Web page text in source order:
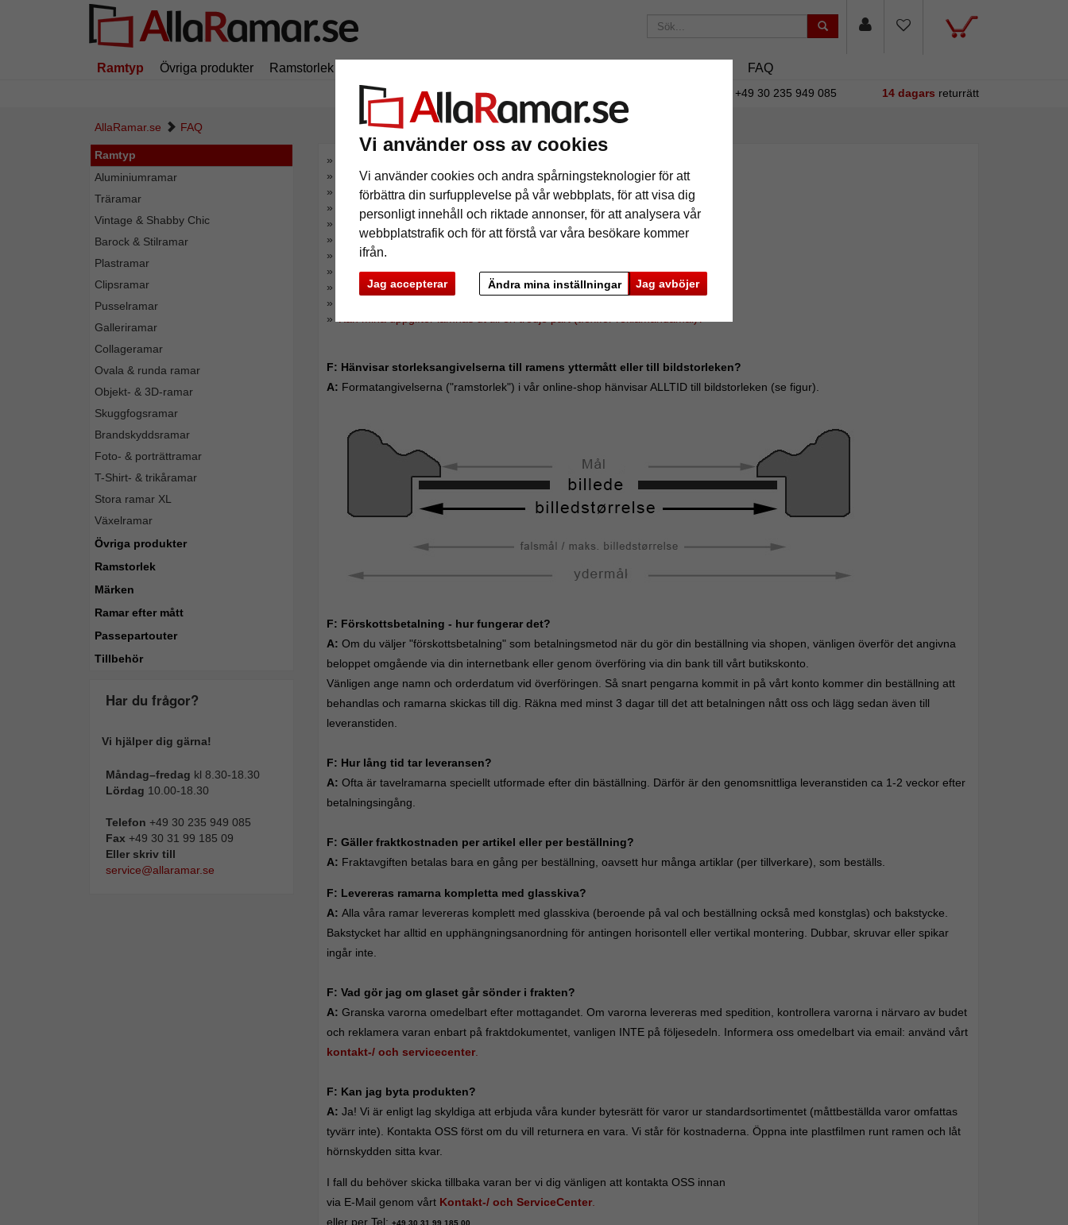
Vi använder oss av cookies
Vi använder cookies och andra spårningsteknologier för att
förbättra din surfupplevelse på vår webbplats, för att visa dig
personligt innehåll och riktade annonser, för att analysera vår
webbplatstrafik och för att förstå var våra besökare kommer
ifrån.
Jag accepterar Jag avböjer
Ändra mina inställningar
Ramtyp Övriga produkter Ramstorlek FAQ
195 kr i leveranskostnad. +49 30 235 949 085 14 dagars returrätt
AllaRamar.se FAQ
Ramtyp
Aluminiumramar
Träramar
Vintage & Shabby Chic
Barock & Stilramar
Plastramar
Clipsramar
Pusselramar
Galleriramar
Collageramar
Ovala & runda ramar
Objekt- & 3D-ramar
Skuggfogsramar
Brandskyddsramar
Foto- & porträttramar
T-Shirt- & trikåramar
Stora ramar XL
Växelramar
Övriga produkter
Ramstorlek
Märken
Ramar efter mått
Passepartouter
Tillbehör
Har du frågor?
Vi hjälper dig gärna!
Måndag–fredag kl 8.30-18.30
Lördag 10.00-18.30
Telefon +49 30 235 949 085
Fax +49 30 31 99 185 09
Eller skriv till
service@allaramar.se
Förskottsbetalning - hur fungerar det?
Hur lång tid tar leveransen?
Gäller fraktkostnaden per artikel eller per beställning?
Levereras ramarna kompletta med glasskiva?
Vad gör jag om glaset går sönder i frakten?
Kan jag byta produkten?
Varför ska jag ange min email-adress och mitt telefonnummer i beställningen?
Har ni en prislista för återförsäljare?
F: Hänvisar storleksangivelserna till ramens yttermått eller till bildstorleken?
A: Formatangivelserna ("ramstorlek") i vår online-shop hänvisar ALLTID till bildstorleken (se figur).
F: Förskottsbetalning - hur fungerar det?
A: Om du väljer "förskottsbetalning" som betalningsmetod när du gör din beställning via shopen, vänligen överför det angivna
beloppet omgående via din internetbank eller genom överföring via din bank till vårt butikskonto.
Vänligen ange namn och orderdatum vid överföringen. Så snart pengarna kommit in på vårt konto kommer din beställning att
behandlas och ramarna skickas till dig. Räkna med minst 3 dagar till det att betalningen nått oss och lägg sedan även till
leveranstiden.
F: Hur lång tid tar leveransen?
A: Ofta är tavelramarna speciellt utformade efter din bäställning. Därför är den genomsnittliga leveranstiden ca 1-2 veckor efter
betalningsingång.
F: Gäller fraktkostnaden per artikel eller per beställning?
A: Fraktavgiften betalas bara en gång per beställning, oavsett hur många artiklar (per tillverkare), som beställs.
F: Levereras ramarna kompletta med glasskiva?
A: Alla våra ramar levereras komplett med glasskiva (beroende på val och beställning också med konstglas) och bakstycke.
Bakstycket har alltid en upphängningsanordning för antingen horisontell eller vertikal montering. Dubbar, skruvar eller spikar
ingår inte.
F: Vad gör jag om glaset går sönder i frakten?
A: Granska varorna omedelbart efter mottagandet. Om varorna levereras med spedition, kontrollera varorna i närvaro av budet
och reklamera varan enbart på fraktdokumentet, vanligen INTE på följesedeln. Informera oss omedelbart via email: använd vårt
kontakt-/ och servicecenter.
F: Kan jag byta produkten?
A: Ja! Vi är enligt lag skyldiga att erbjuda våra kunder bytesrätt för varor ur standardsortimentet (måttbeställda varor omfattas
tyvärr inte). Kontakta OSS först om du vill returnera en vara. Vi står för kostnaderna. Öppna inte plastfilmen runt ramen och låt
hörnskydden sitta kvar.
I fall du behöver skicka tillbaka varan ber vi dig vänligen att kontakta OSS innan
via E-Mail genom vårt Kontakt-/ och ServiceCenter.
eller per Tel: +49 30 31 99 185 00